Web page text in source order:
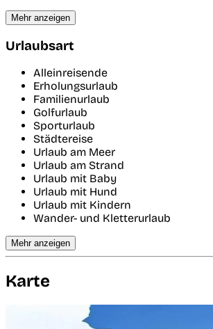
Mehr anzeigen
Urlaubsart
Alleinreisende
Erholungsurlaub
Familienurlaub
Golfurlaub
Sporturlaub
Städtereise
Urlaub am Meer
Urlaub am Strand
Urlaub mit Baby
Urlaub mit Hund
Urlaub mit Kindern
Wander- und Kletterurlaub
Mehr anzeigen
Karte